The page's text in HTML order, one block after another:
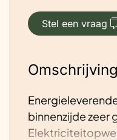
Stel een vraag
Omschrijving
binnenzijde zeer